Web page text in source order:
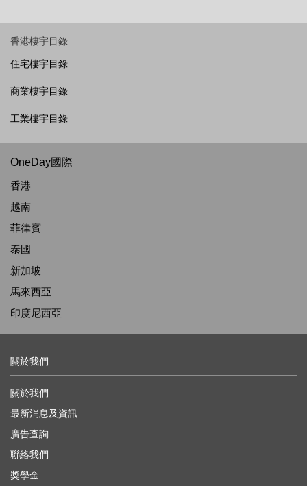
香港樓宇目錄
住宅樓宇目錄
商業樓宇目錄
工業樓宇目錄
OneDay國際
香港
越南
菲律賓
泰國
新加坡
馬來西亞
印度尼西亞
關於我們
關於我們
最新消息及資訊
廣告查詢
聯絡我們
獎學金